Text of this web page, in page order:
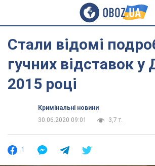
Стали відомі
гучних відставок
2015 році
Кримінальні новини
30.06.2020 09:01
3,7 т.
1